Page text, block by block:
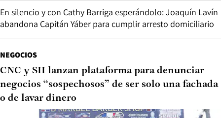
En silencio y con Cathy Barriga esperándolo: Joaquín Lavín
abandona Capitán Yáber para cumplir arresto domiciliario
NEGOCIOS
CNC y SII lanzan plataforma para denunciar
negocios “sospechosos” de ser solo una fachada
o de lavar dinero